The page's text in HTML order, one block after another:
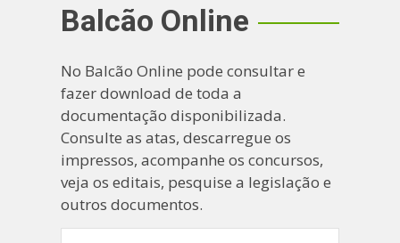
Balcão Online
No Balcão Online pode consultar e
fazer download de toda a
documentação disponibilizada.
Consulte as atas, descarregue os
impressos, acompanhe os concursos,
veja os editais, pesquise a legislação e
outros documentos.